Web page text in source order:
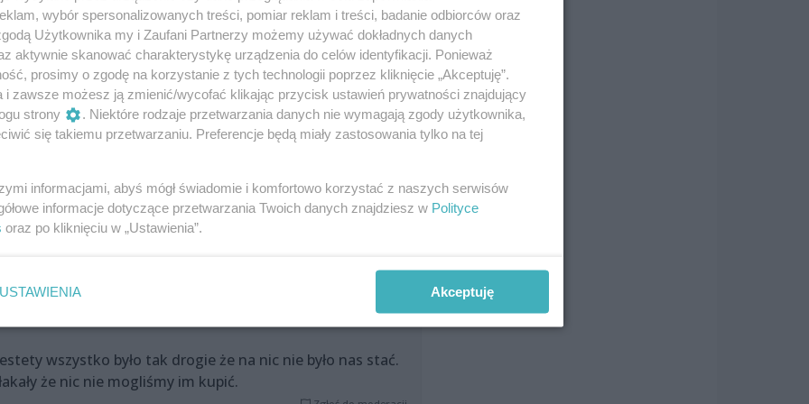
Zgłoś do moderacji
w innych sklepach,tak samo wędlina. Schab leży dwa
Zgłoś do moderacji
fura zatarasuje tory tramwajowe. Proponuję
miejskiej , albo zagrozić zamknięciem tego burdeliku
wszystko było tak drogie że na nic nie było nas stać.
że nic nie mogliśmy im kupić.
wybór spersonalizowanych treści, pomiar reklam i treści, badanie odbiorców oraz
Użytkownika my i Zaufani Partnerzy możemy używać dokładnych danych
aktywnie skanować charakterystykę urządzenia do celów identyfikacji. Ponieważ
prosimy o zgodę na korzystanie z tych technologii poprzez kliknięcie „Akceptuję”.
i zawsze możesz ją zmienić/wycofać klikając przycisk ustawień prywatności znajdujący
strony
. Niektóre rodzaje przetwarzania danych nie wymagają zgody użytkownika,
się takiemu przetwarzaniu. Preferencje będą miały zastosowania tylko na tej
informacjami, abyś mógł świadomie i komfortowo korzystać z naszych serwisów
informacje dotyczące przetwarzania Twoich danych znajdziesz w Polityce
oraz po kliknięciu w „Ustawienia”.
USTAWIENIA Akceptuję